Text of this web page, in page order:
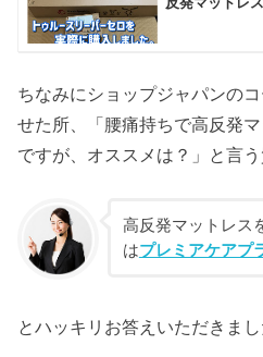
ちなみにショップジャパンの
せた所、「腰痛持ちで高反発
ですが、オススメは？」と言
高反発マットレス
はプレミアケアプ
とハッキリお答えいただきまし